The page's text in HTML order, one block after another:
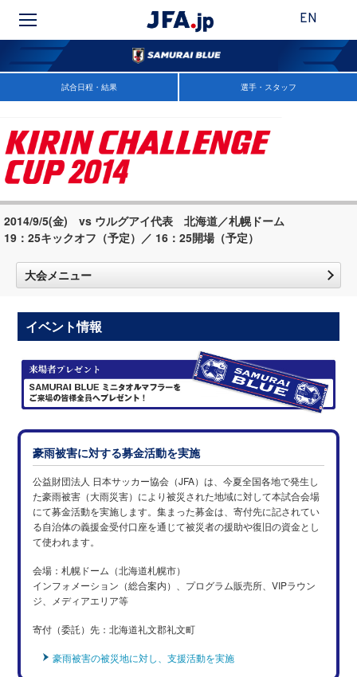
EN
試合日程・結果 選手・スタッフ
2014/9/5(金) vs ウルグアイ代表 北海道／札幌ドーム
19：25キックオフ（予定）／ 16：25開場（予定）
大会メニュー
イベント情報
豪雨被害に対する募金活動を実施
公益財団法人 日本サッカー協会（JFA）は、今夏全国各地で発生し
た豪雨被害（大雨災害）により被災された地域に対して本試合会場
にて募金活動を実施します。集まった募金は、寄付先に記されてい
る自治体の義援金受付口座を通じて被災者の援助や復旧の資金とし
て使われます。
会場：札幌ドーム（北海道札幌市）
インフォメーション（総合案内）、プログラム販売所、VIPラウン
ジ、メディアエリア等
寄付（委託）先：北海道礼文郡礼文町
豪雨被害の被災地に対し、支援活動を実施